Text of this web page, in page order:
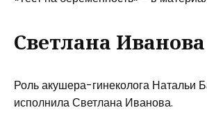
Светлана Иванова
Роль акушера-гинеколога Натальи
исполнила Светлана Иванова.